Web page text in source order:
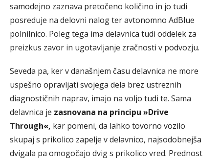
samodejno zaznava pretočeno količino in jo tudi
posreduje na delovni nalog ter avtonomno AdBlue
polnilnico. Poleg tega ima delavnica tudi oddelek za
preizkus zavor in ugotavljanje zračnosti v podvozju.
Seveda pa, ker v današnjem času delavnica ne more
uspešno opravljati svojega dela brez ustreznih
diagnostičnih naprav, imajo na voljo tudi te. Sama
delavnica je zasnovana na principu »Drive
Through«, kar pomeni, da lahko tovorno vozilo
skupaj s prikolico zapelje v delavnico, najsodobnejša
dvigala pa omogočajo dvig s prikolico vred. Prednost